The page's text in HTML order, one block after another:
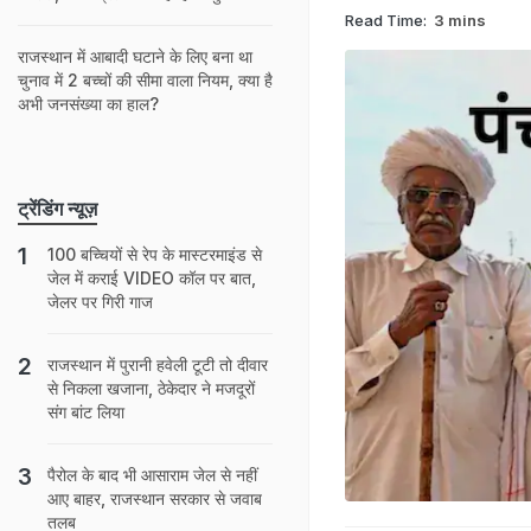
Read Time: 3 mins
राजस्थान में आबादी घटाने के लिए बना था
चुनाव में 2 बच्चों की सीमा वाला नियम, क्या है
अभी जनसंख्या का हाल?
ट्रेंडिंग न्यूज़
100 बच्चियों से रेप के मास्टरमाइंड से
जेल में कराई VIDEO कॉल पर बात,
जेलर पर गिरी गाज
राजस्थान में पुरानी हवेली टूटी तो दीवार
से निकला खजाना, ठेकेदार ने मजदूरों
संग बांट लिया
पैरोल के बाद भी आसाराम जेल से नहीं
आए बाहर, राजस्‍थान सरकार से जवाब
तलब